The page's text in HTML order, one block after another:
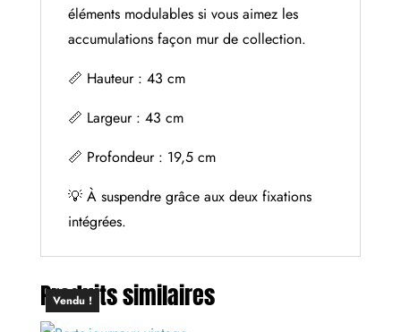
éléments modulables si vous aimez les
accumulations façon mur de collection.
📏 Hauteur : 43 cm
📏 Largeur : 43 cm
📏 Profondeur : 19,5 cm
💡 À suspendre grâce aux deux fixations
intégrées.
Produits similaires
Vendu !